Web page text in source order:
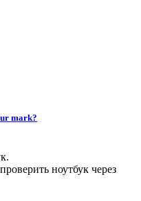
mark?
ноутбук через